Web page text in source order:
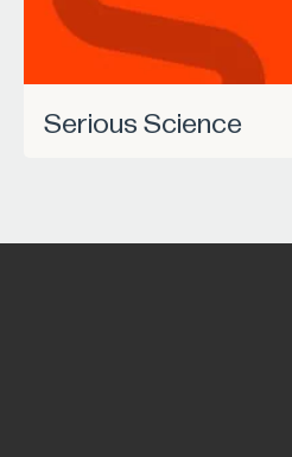
Serious Science